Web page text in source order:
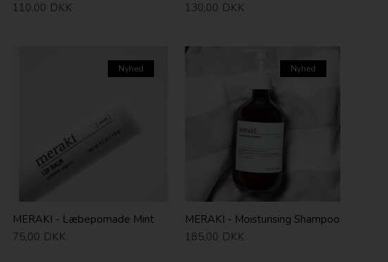
110,00 DKK
130,00 DKK
Nyhed
MERAKI - Læbepomade Mint
75,00 DKK
Nyhed
MERAKI - Moisturising Shampoo
185,00 DKK